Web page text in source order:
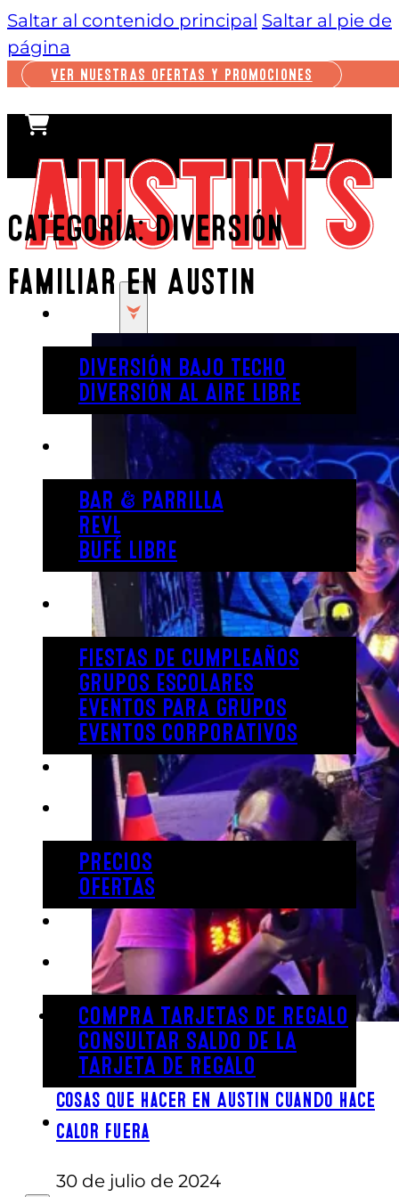
Saltar al contenido principal Saltar al pie de
página
VER NUESTRAS OFERTAS Y PROMOCIONES
DIVERSIÓN BAJO TECHO
DIVERSIÓN AL AIRE LIBRE
BAR & PARRILLA
REVL
BUFÉ LIBRE
FIESTA
FIESTAS DE CUMPLEAÑOS
GRUPOS ESCOLARES
EVENTOS PARA GRUPOS
EVENTOS CORPORATIVOS
PRECIOS
PRECIOS
OFERTAS
COMPRAR ENTRADAS
TARJETAS DE REGALO
COMPRA TARJETAS DE REGALO
CONSULTAR SALDO DE LA
TARJETA DE REGALO
Categoría:Diversión
familiar en Austin
Cosas que hacer en Austin cuando hace
calor fuera
30 de julio de 2024